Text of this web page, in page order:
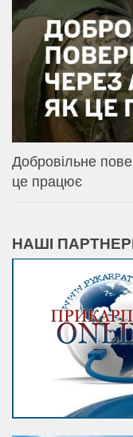
Добровільне
це працює
НАШІ